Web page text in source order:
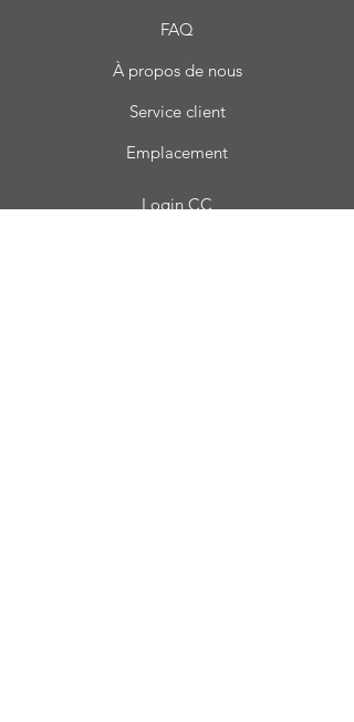
FAQ
À propos de nous
Service client
Emplacement
Login CC